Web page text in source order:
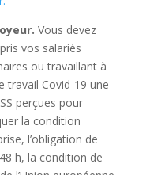
Vous devez
vos salariés
ou travaillant à
travail Covid-19 une
perçues pour
la condition
l’obligation de
h, la condition de